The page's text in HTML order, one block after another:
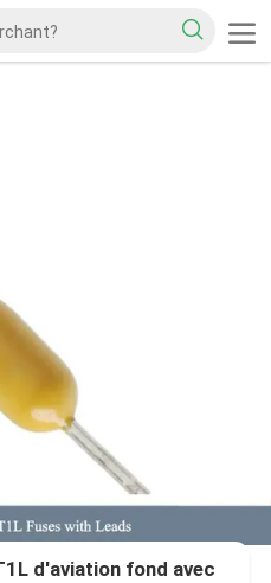
d'aviation fond avec